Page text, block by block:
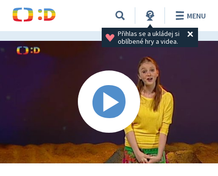
Přihlas se a ukládej si
oblíbené hry a videa.
MENU